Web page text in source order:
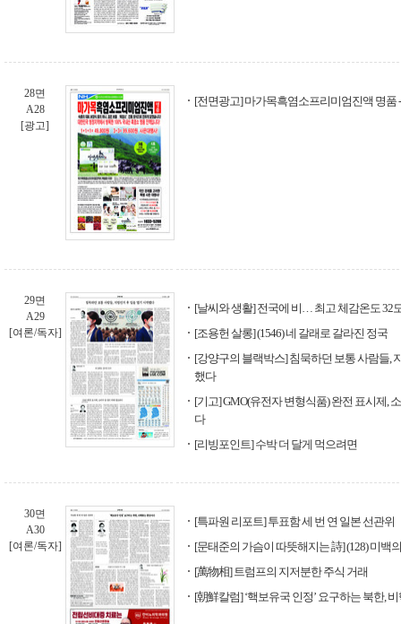
28면
A28
[광고]
[전면광고] 마가목흑염소프리미엄진액 명품
29면
A29
[여론/독자]
[날씨와 생활] 전국에 비… 최고 체감온도 32
[조용헌 살롱] (1546) 네 갈래로 갈라진 정국
[강양구의 블랙박스] 침묵하던 보통 사람들,
했다
[기고] GMO(유전자 변형식품) 완전 표시제,
다
[리빙포인트] 수박 더 달게 먹으려면
30면
A30
[여론/독자]
[특파원 리포트] 투표함 세 번 연 일본 선관위
[문태준의 가슴이 따뜻해지는 詩] (128) 미백
[萬物相] 트럼프의 지저분한 주식 거래
[朝鮮칼럼] ‘핵보유국 인정’ 요구하는 북한,